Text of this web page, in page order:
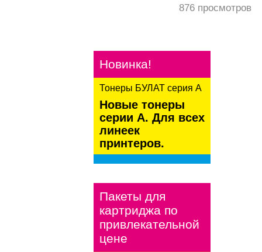
876 просмотров
kaspersky
Новинка!
Тонеры БУЛАТ серия А
Новые тонеры
серии А. Для всех
линеек
принтеров.
Пакеты для
картриджа по
привлекательной
цене